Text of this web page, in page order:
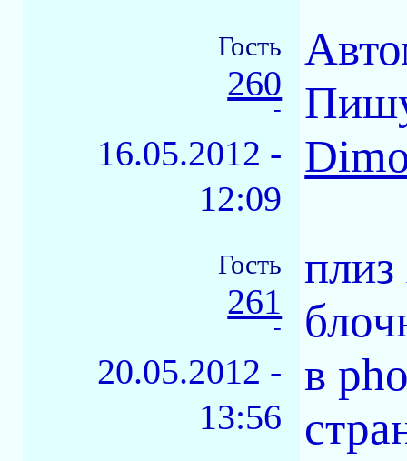
Гость
260
-
16.05.2012 -
12:09
Гость
261
-
20.05.2012 -
13:56
в